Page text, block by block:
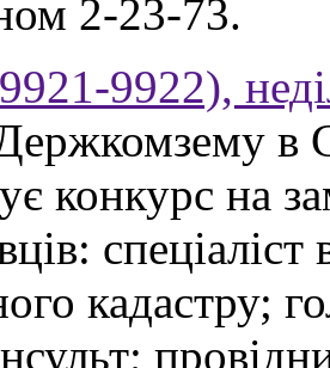
2-23-73.
9922),
в
конкурс на
кадастру;